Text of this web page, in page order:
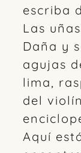
escriba
Las
Daña y
agujas
lima,
del
Aquí